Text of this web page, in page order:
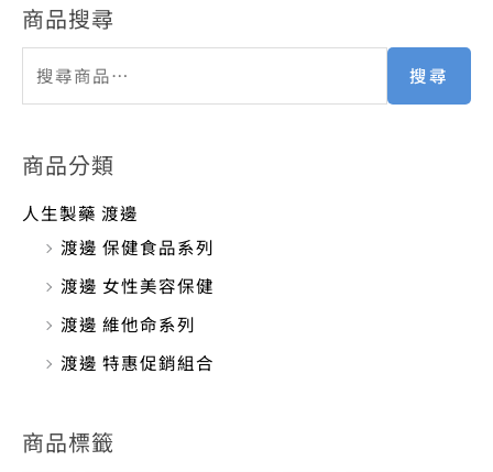
商品搜尋
搜尋
商品分類
人生製藥 渡邊
渡邊 保健食品系列
渡邊 女性美容保健
渡邊 維他命系列
渡邊 特惠促銷組合
商品標籤